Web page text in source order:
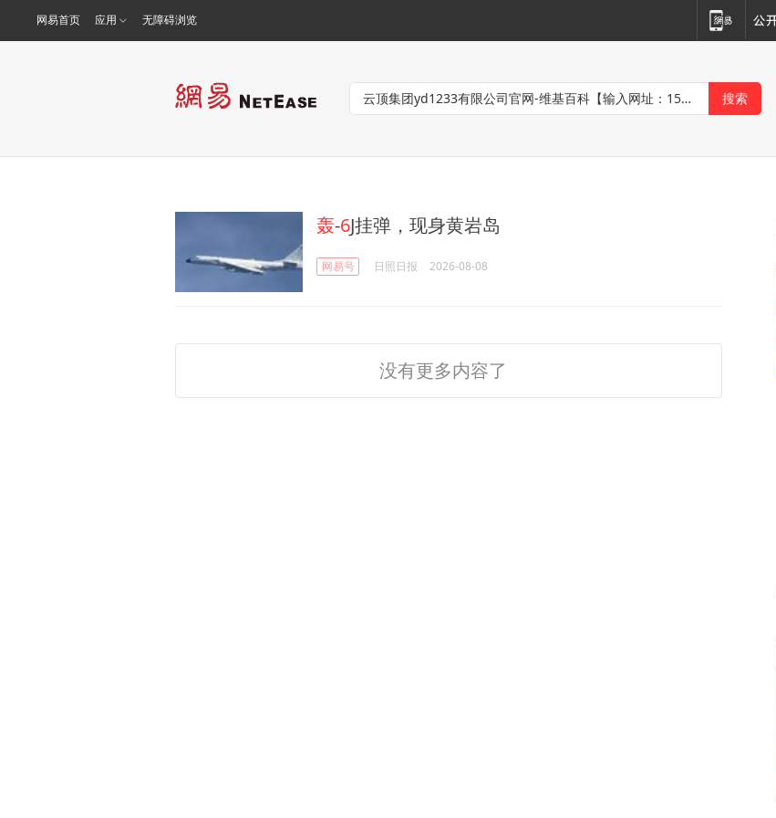
网易首页 应用 无障碍浏览
轰-6J挂弹，现身黄岩岛
网易号 日照日报 2026-08-08
没有更多内容了